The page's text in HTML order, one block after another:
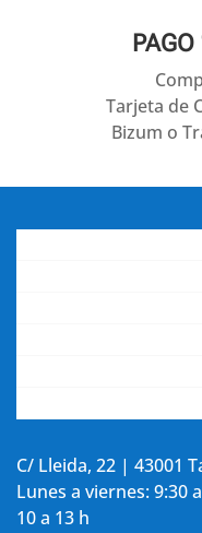
Tarjeta de
Bizum o
C/ Lleida, 22 | 43001
Lunes a viernes: 9:30
10 a 13 h